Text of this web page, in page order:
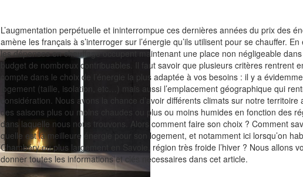
L’augmentation perpétuelle et ininterrompue ces dernières années du prix des
amène les français à s’interroger sur l’énergie qu’ils utilisent pour se chauffer. En
les dépenses en chauffage occupent maintenant une place non négligeable
budget de nombreux contribuables. Il faut savoir que plusieurs critères rentrent
compte dans le choix de l’énergie la plus adaptée à vos besoins : il y a
logement (taille, isolation, etc…) mais aussi l’emplacement géographique qui
considération. Nous avons la chance d’avoir différents climats sur notre territoire
des saisons plus ou moins chaudes ou plus ou moins humides en fonction des
dans laquelle nous nous trouvons. Alors comment faire son choix ? Comment
quelle est la meilleure énergie pour son logement, et notamment ici lorsqu’on
Chambéry ou plus largement en Savoie, région très froide l’hiver ? Nous allons
donner toutes les informations et clés nécessaires dans cet article.